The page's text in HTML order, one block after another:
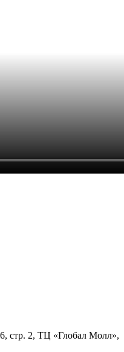
стр. 2, ТЦ «Глобал Молл»,